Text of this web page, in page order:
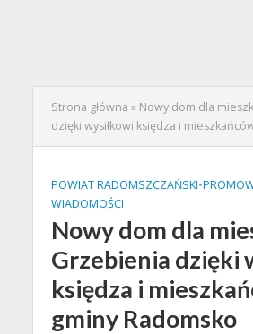
Strona główna » Nowy dom dla
dzięki wysiłkowi księdza i
POWIAT RADOMSZCZAŃSKI•
WIADOMOŚCI
Nowy dom dla
Grzebienia dzięki
księdza i
gminy Radomsko